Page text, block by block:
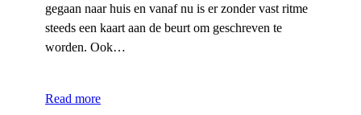
gegaan naar huis en vanaf nu is er zonder vast ritme
steeds een kaart aan de beurt om geschreven te
worden. Ook…
Read more